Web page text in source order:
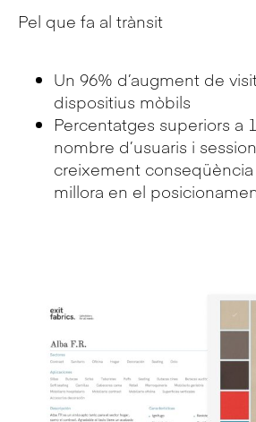
Pel que fa al trànsit
Un 96% d’augment de
dispositius mòbils
Percentatges superiors a
nombre d’usuaris i
creixement
millora en el